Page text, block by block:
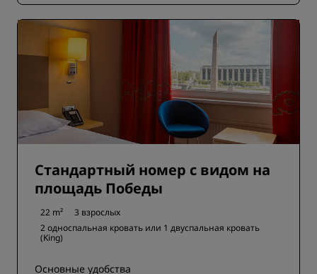
Стандартный номер с видом на
площадь Победы
22 m²
3 взрослых
2 односпальная кровать или 1 двуспальная кровать
(King)
Основные удобства